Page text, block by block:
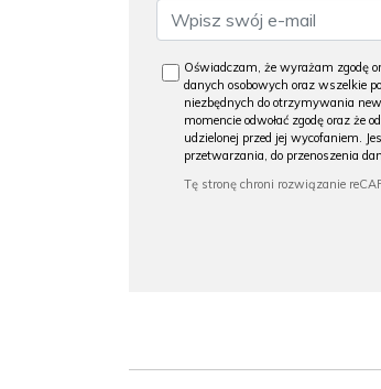
Oświadczam, że wyrażam zgodę
danych osobowych oraz wszelkie
niezbędnych do otrzymywania
momencie odwołać zgodę oraz że
udzielonej przed jej wycofaniem.
przetwarzania, do przenoszenia